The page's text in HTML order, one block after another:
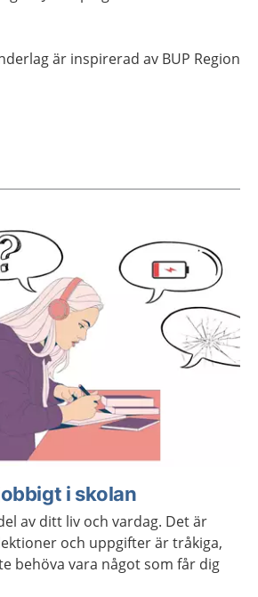
är inspirerad av BUP Region
i skolan
av ditt liv och vardag. Det är
och uppgifter är tråkiga,
behöva vara något som får dig